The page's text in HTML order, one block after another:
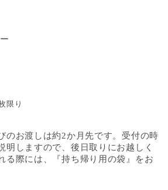
限り
のお渡しは約2か月先です。受付の時
明しますので、後日取りにお越しく
る際には、『持ち帰り用の袋』をお